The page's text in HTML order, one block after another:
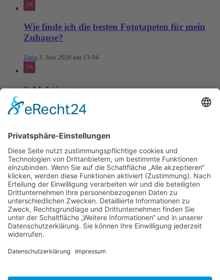
Wie finde ich die besten Fototapeten für mein
Zuhause?
Zaria 3. Juni 2026 um 13:04
Schlafstörungen
Zaria 3. Juni 2026 um 13:03
Ms word to PDF
Manuellsen 28. Mai 2026 um 10:31
Künstliche Intelligenz in der
Plattformentwicklung
MasonOgden 24. August 2025 um 10:58
Was habt ihr euch zuletzt gekauft?
LarsKlars 3. März 2025 um 10:08